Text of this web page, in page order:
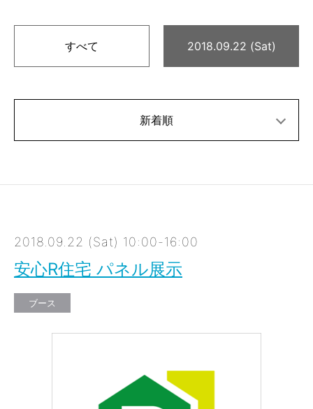
すべて 2018.09.22 (Sat)
新着順
2018.09.22 (Sat) 10:00-16:00
安心R住宅 パネル展示
ブース